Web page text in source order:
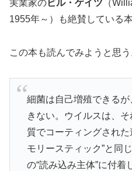
実業家のビル・ゲイツ （
1955年～）も絶賛している本
この本も読んでみようと思う
細菌は自己増殖できる
きない。ウイルスは、
質でコーティングされた
モリースティック”と同
の“読み込み主体”に付着